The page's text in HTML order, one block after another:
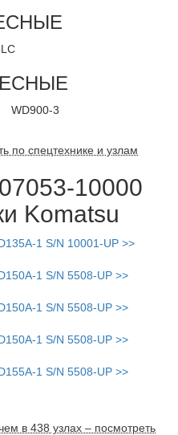
WD900-3
по спецтехнике и узлам
10000
Komatsu
1 S/N 10001-UP >>
1 S/N 5508-UP >>
1 S/N 5508-UP >>
1 S/N 5508-UP >>
1 S/N 5508-UP >>
в 438 узлах – посмотреть